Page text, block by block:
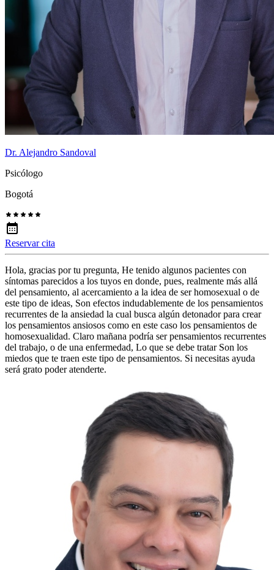
Dr. Alejandro Sandoval
Psicólogo
Bogotá
Reservar cita
Hola, gracias por tu pregunta, He tenido algunos pacientes con
síntomas parecidos a los tuyos en donde, pues, realmente más allá
del pensamiento, al acercamiento a la idea de ser homosexual o de
este tipo de ideas, Son efectos indudablemente de los pensamientos
recurrentes de la ansiedad la cual busca algún detonador para crear
los pensamientos ansiosos como en este caso los pensamientos de
homosexualidad. Claro mañana podría ser pensamientos recurrentes
del trabajo, o de una enfermedad, Lo que se debe tratar Son los
miedos que te traen este tipo de pensamientos. Si necesitas ayuda
será grato poder atenderte.